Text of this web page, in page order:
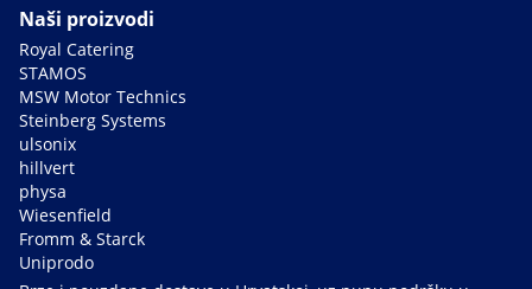
Naši proizvodi
Royal Catering
STAMOS
MSW Motor Technics
Steinberg Systems
ulsonix
hillvert
physa
Wiesenfield
Fromm & Starck
Uniprodo